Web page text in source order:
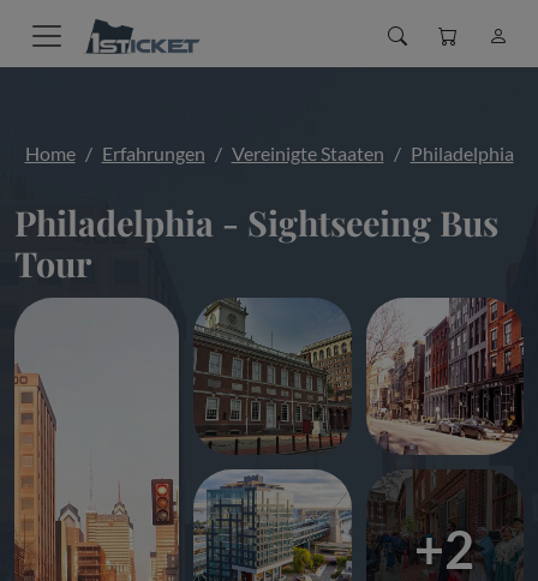
Home Erfahrungen Vereinigte Staaten Philadelphia
Philadelphia - Sightseeing Bus
Tour
+2